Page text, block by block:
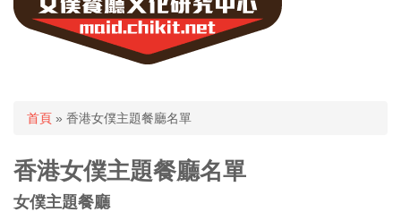
您在這裡
首頁 » 香港女僕主題餐廳名單
香港女僕主題餐廳名單
女僕主題餐廳